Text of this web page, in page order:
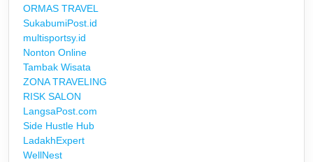
ORMAS TRAVEL
SukabumiPost.id
multisportsy.id
Nonton Online
Tambak Wisata
ZONA TRAVELING
RISK SALON
LangsaPost.com
Side Hustle Hub
LadakhExpert
WellNest